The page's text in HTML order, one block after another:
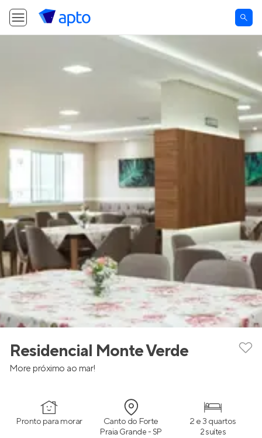
Residencial Monte Verde
More próximo ao mar!
Pronto para morar Canto do Forte
Praia Grande - SP
2 e 3 quartos
2 suítes